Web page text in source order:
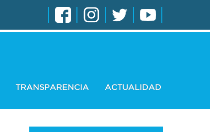
TRANSPARENCIA ACTUALIDAD